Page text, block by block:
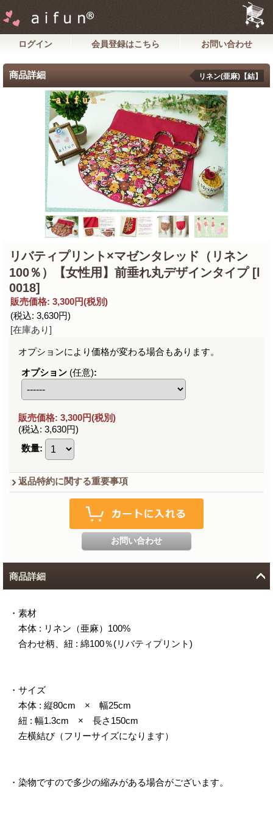
ログイン 会員登録はこちら お問い合わせ
商品詳細 リネン(亜麻)【結】
リバティプリント×マゼンタレッド（リネン
100％）【女性用】前垂れ丸デザインタイプ [l
0018]
販売価格: 3,300円(税別)
(税込: 3,630円)
[在庫あり]
オプションにより価格が変わる場合もあります。
オプション (任意):
販売価格: 3,300円(税別)
(税込: 3,630円)
数量:
返品特約に関する重要事項
商品詳細
・素材
本体 : リネン（亜麻）100%
合わせ柄、紐 : 綿100％(リバティプリント)
・サイズ
本体 : 縦80cm × 幅25cm
紐 : 幅1.3cm × 長さ150cm
左横結び（フリーサイズになります）
・染物ですので多少の縮みがある場合がございます。